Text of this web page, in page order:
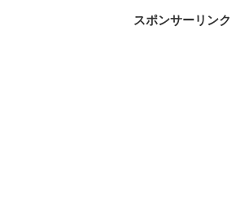
スポンサーリンク